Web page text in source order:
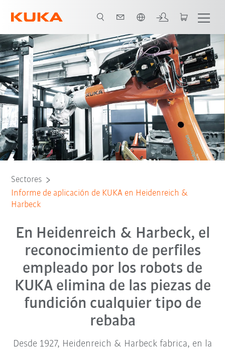
Todos los socios del sistema
Sectores
Informe de aplicación de KUKA en Heidenreich &
Harbeck
En Heidenreich & Harbeck, el
reconocimiento de perfiles
empleado por los robots de
KUKA elimina de las piezas de
fundición cualquier tipo de
rebaba
Desde 1927, Heidenreich & Harbeck fabrica, en la